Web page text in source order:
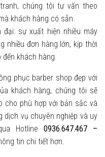
chúng tôi tư vấn theo
khách hàng có sẵn.
đại: sự xuất hiện nhiều máy
nhiều đơn hàng lớn, kịp thời
đến khách hàng.
phục barber shop đẹp với
khách hàng, chúng tôi sẽ
cho phù hợp với bản sắc và
dịch vụ chuyên nghiệp và uy
Hotline0936.647.467 –
tin chi tiết hơn.